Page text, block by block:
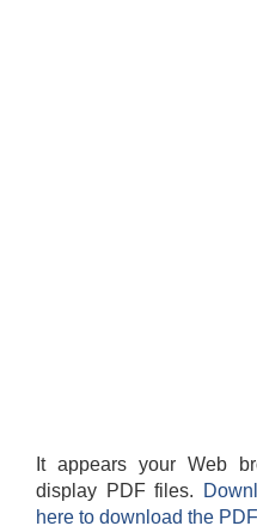
It appears your Web
display PDF files.
here to download the